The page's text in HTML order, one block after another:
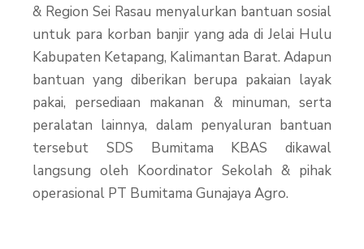
& Region Sei Rasau menyalurkan bantuan sosial
untuk para korban banjir yang ada di Jelai Hulu
Kabupaten Ketapang, Kalimantan Barat. Adapun
bantuan yang diberikan berupa pakaian layak
pakai, persediaan makanan & minuman, serta
peralatan lainnya, dalam penyaluran bantuan
tersebut SDS Bumitama KBAS dikawal
langsung oleh Koordinator Sekolah & pihak
operasional PT Bumitama Gunajaya Agro.